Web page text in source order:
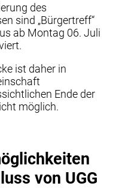
des
sind „Bürgertreff“
ab Montag 06. Juli
ist daher in
Ende der
möglich.
von UGG